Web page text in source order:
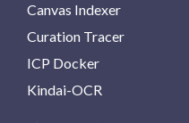
Canvas Indexer
Curation Tracer
ICP Docker
Kindai-OCR